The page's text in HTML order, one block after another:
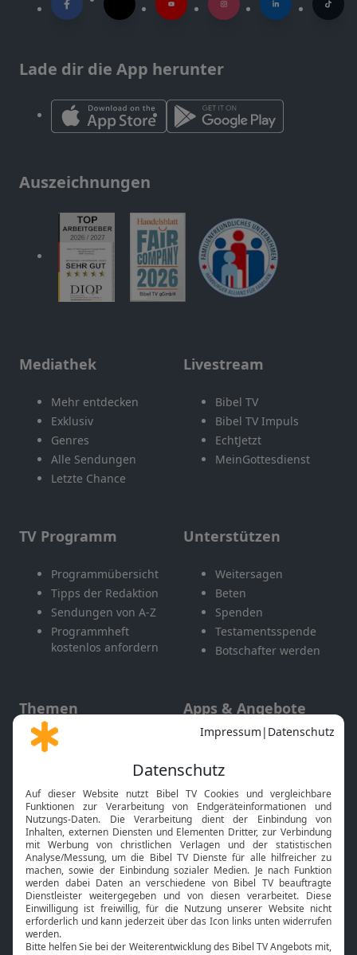
Lade dir die App herunter
Auszeichnungen
Mediathek
Mehr entdecken
Exklusiv
Genres
Alle Sendungen
Letzte Chance
Livestream
Bibel TV
Bibel TV Impuls
EchtJetzt
MeinGottesdienst
TV Programm
Programmübersicht
Tipps der Redaktion
Sendungen von A-Z
Programmheft
kostenlos anfordern
Unterstützen
Weitersagen
Beten
Spenden
Testamentsspende
Botschafter werden
Themen
Gott und Bibel erklärt
Neuigkeiten
Apps & Angebote
Mobile App
Smart TV
HbbTV
Bibelthek Online-Bibel
Nächster Gottesdienst
Bibel TV Service